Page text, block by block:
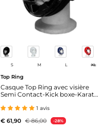
S M L XL
Top Ring
Casque Top Ring avec visière
Semi Contact-Kick boxe-Karaté
1 avis
€ 61,90 € 86,00 -28%